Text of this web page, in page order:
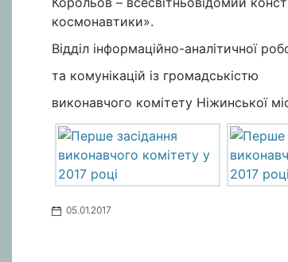
космонавтики».
Відділ інформаційно-аналітичної
та комунікацій із громадськістю
виконавчого комітету Ніжинської
05.01.2017